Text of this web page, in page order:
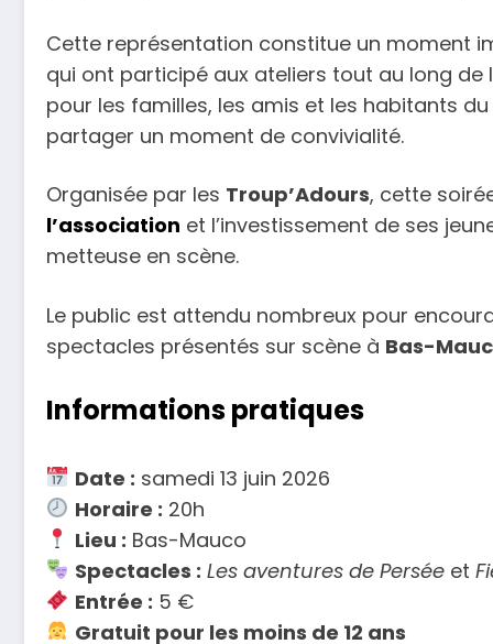
Cette représentation constitue un moment
qui ont participé aux ateliers tout au long de
pour les familles, les amis et les habitants
partager un moment de convivialité.
Organisée par les Troup’Adours, cette
l’association et l’investissement de ses
metteuse en scène.
Le public est attendu nombreux pour
spectacles présentés sur scène à Bas-
Informations pratiques
Date : samedi 13 juin 2026
Horaire : 20h
Lieu : Bas-Mauco
Spectacles : Les aventures de Perséeet
Entrée : 5 €
Gratuit pour les moins de 12 ans